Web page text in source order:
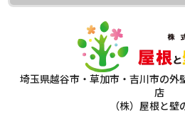
埼玉県越谷市・草加市・吉川市の外
店
（株）屋根と壁